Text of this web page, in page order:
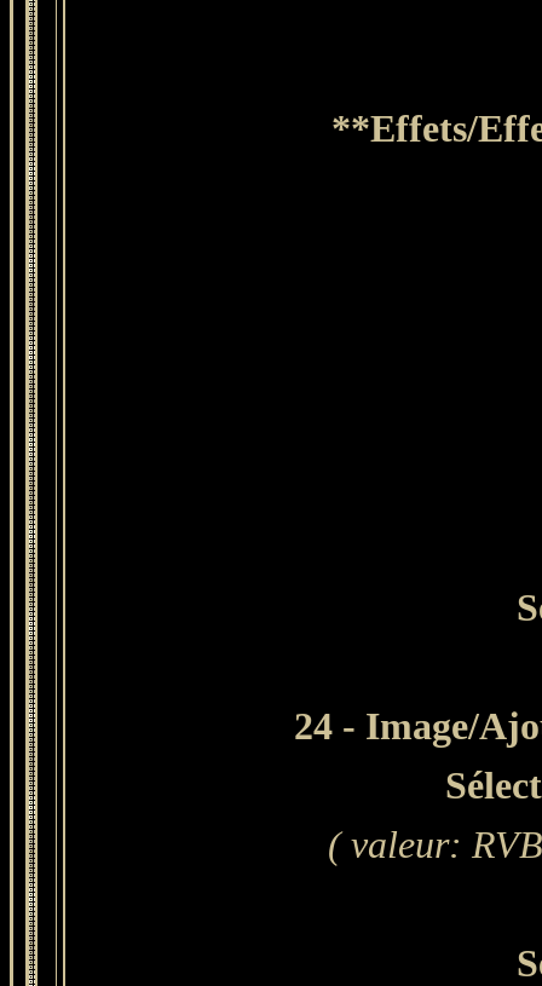
**Effets/
24 - Image/
( valeur: